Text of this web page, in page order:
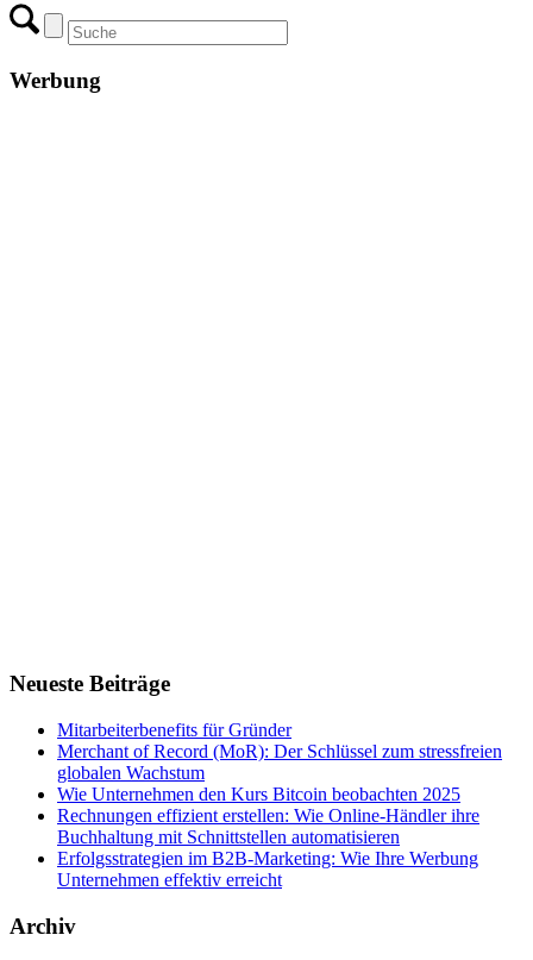
Werbung
Neueste Beiträge
Mitarbeiterbenefits für Gründer
Merchant of Record (MoR): Der Schlüssel zum stressfreien
globalen Wachstum
Wie Unternehmen den Kurs Bitcoin beobachten 2025
Rechnungen effizient erstellen: Wie Online-Händler ihre
Buchhaltung mit Schnittstellen automatisieren
Erfolgsstrategien im B2B-Marketing: Wie Ihre Werbung
Unternehmen effektiv erreicht
Archiv